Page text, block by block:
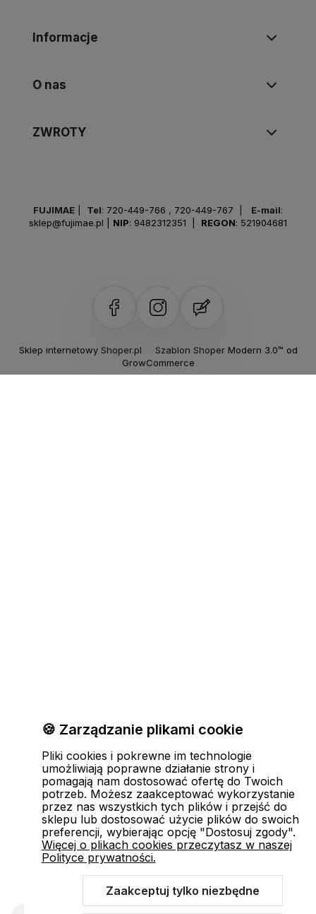
Informacje
O nas
ZWROTY
FUJIMAE Tel: 720-449-766 , 720-449-767 E-mail:
sklep@fujimae.pl
NIP: 9482312351 | REGON: 521904681
Sklep internetowy Shoper.pl Szablon Shoper Modern 3.0™ od
GrowCommerce
🍪 Zarządzanie plikami cookie
Pliki cookies i pokrewne im technologie
umożliwiają poprawne działanie strony i
pomagają nam dostosować ofertę do Twoich
potrzeb. Możesz zaakceptować wykorzystanie
przez nas wszystkich tych plików i przejść do
sklepu lub dostosować użycie plików do swoich
preferencji, wybierając opcję "Dostosuj zgody".
Więcej o plikach cookies przeczytasz w naszej
Polityce prywatności.
Zaakceptuj tylko niezbędne